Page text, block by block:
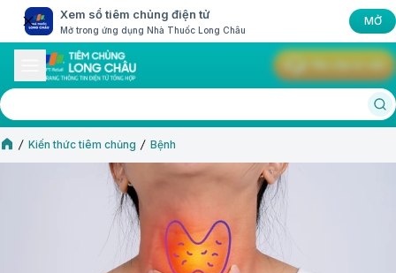
Xem sổ tiêm chủng điện tử
Mở trong ứng dụng Nhà Thuốc Long Châu
MỞ
Kiến thức tiêm chủng Bệnh